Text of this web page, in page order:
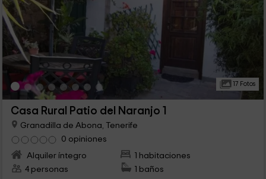
17 Fotos
Casa Rural Patio del Naranjo 1
Granadilla de Abona, Tenerife
0 opiniones
Alquiler íntegro
1 habitaciones
4 personas
1 baños